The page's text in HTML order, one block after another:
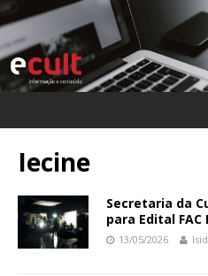
Iecine
Secretaria da
para Edital
13/05/2026